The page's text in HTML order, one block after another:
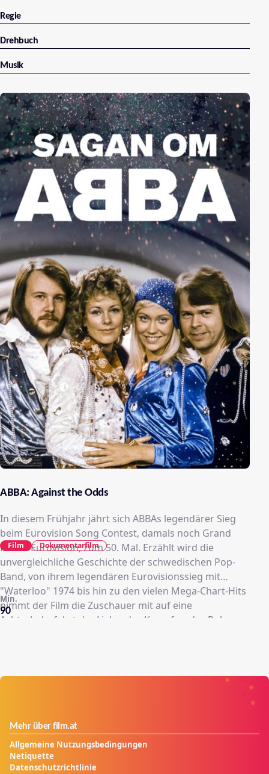
Regie
Drehbuch
Musik
ABBA: Against the Odds
In diesem Frühjahr jährt sich ABBAs legendärer Sieg
beim Eurovision Song Contest, damals noch Grand
Prix d' Eurovision, zum 50. Mal. Erzählt wird die
unvergleichliche Geschichte der schwedischen Pop-
Band, von ihrem legendären Eurovisionssieg mit
"Waterloo" 1974 bis hin zu den vielen Mega-Chart-Hits
nimmt der Film die Zuschauer mit auf eine
Achterbahnfahrt der Liebe, des Kampfes, des Ruhmes
90
Min.
Film Dokumentarfilm
Mehr über film.at
Allgemeine Nutzungsbedingungen
Netiquette
Datenschutzrichtlinie